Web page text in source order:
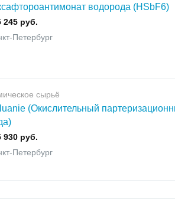
водорода (HSbF6)
245 руб.
Петербург
сырьё
(Окислительный
930 руб.
Петербург